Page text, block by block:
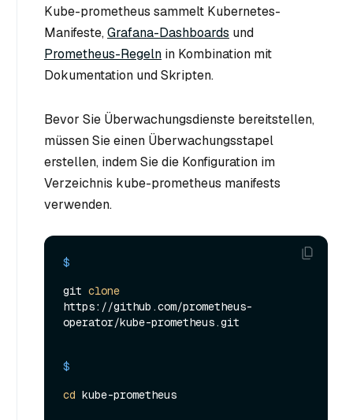
Kube-prometheus sammelt Kubernetes-
Manifeste,Grafana-Dashboards und
Prometheus-Regeln in Kombination mit
Dokumentation und Skripten.
Bevor Sie Überwachungsdienste bereitstellen,
müssen Sie einen Überwachungsstapel
erstellen, indem Sie die Konfiguration im
Verzeichnis kube-prometheus manifests
verwenden.
$
git clone
https://github.com/prometheus-
operator/kube-prometheus.git
$
cd kube-prometheus